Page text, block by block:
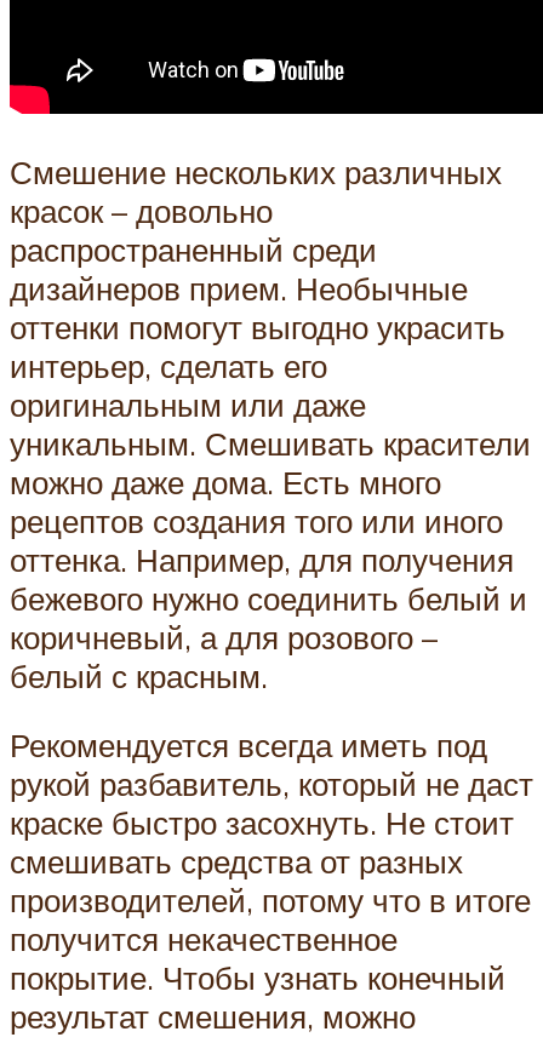
Смешение нескольких различных
красок – довольно
распространенный среди
дизайнеров прием. Необычные
оттенки помогут выгодно украсить
интерьер, сделать его
оригинальным или даже
уникальным. Смешивать красители
можно даже дома. Есть много
рецептов создания того или иного
оттенка. Например, для получения
бежевого нужно соединить белый и
коричневый, а для розового –
белый с красным.
Рекомендуется всегда иметь под
рукой разбавитель, который не даст
краске быстро засохнуть. Не стоит
смешивать средства от разных
производителей, потому что в итоге
получится некачественное
покрытие. Чтобы узнать конечный
результат смешения, можно